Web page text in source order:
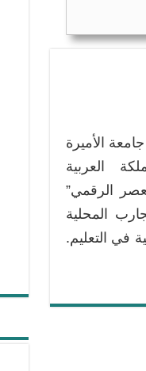
الأميرة
العربية
الرقمي”
المحلية
في التعليم.